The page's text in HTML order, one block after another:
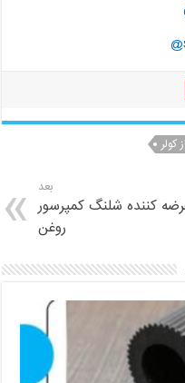
بعد
کننده شلنگ کمپرسور
روغن